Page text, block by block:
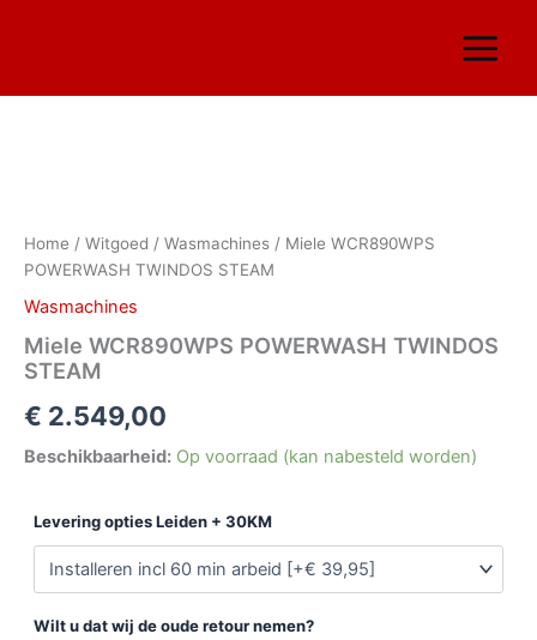
inhoud
Home / Witgoed / Wasmachines / Miele WCR890WPS
POWERWASH TWINDOS STEAM
Wasmachines
Miele WCR890WPS POWERWASH TWINDOS
STEAM
€ 2.549,00
Beschikbaarheid: Op voorraad (kan nabesteld worden)
Levering opties Leiden + 30KM
Wilt u dat wij de oude retour nemen?
TWINDOS
STEAM
aantal